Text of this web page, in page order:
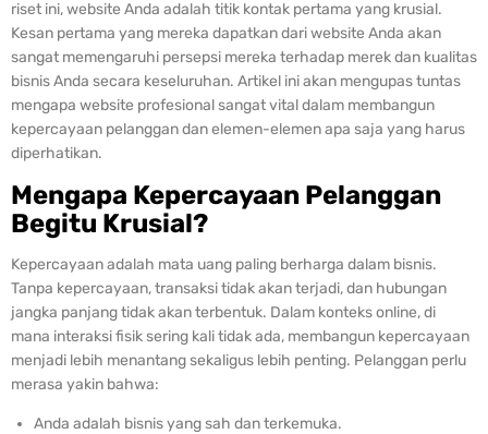
riset ini, website Anda adalah titik kontak pertama yang krusial.
Kesan pertama yang mereka dapatkan dari website Anda akan
sangat memengaruhi persepsi mereka terhadap merek dan kualitas
bisnis Anda secara keseluruhan. Artikel ini akan mengupas tuntas
mengapa website profesional sangat vital dalam membangun
kepercayaan pelanggan dan elemen-elemen apa saja yang harus
diperhatikan.
Mengapa Kepercayaan Pelanggan
Begitu Krusial?
Kepercayaan adalah mata uang paling berharga dalam bisnis.
Tanpa kepercayaan, transaksi tidak akan terjadi, dan hubungan
jangka panjang tidak akan terbentuk. Dalam konteks online, di
mana interaksi fisik sering kali tidak ada, membangun kepercayaan
menjadi lebih menantang sekaligus lebih penting. Pelanggan perlu
merasa yakin bahwa:
Anda adalah bisnis yang sah dan terkemuka.